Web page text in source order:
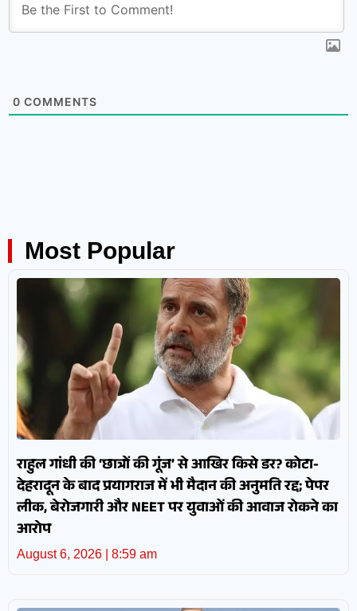
0 COMMENTS
Most Popular
राहुल गांधी की ‘छात्रों की गूंज’ से आखिर किसे डर? कोटा-
देहरादून के बाद प्रयागराज में भी मैदान की अनुमति रद्द; पेपर
लीक, बेरोजगारी और NEET पर युवाओं की आवाज रोकने का
आरोप
August 6, 2026 8:59 am